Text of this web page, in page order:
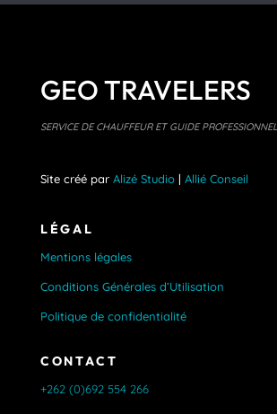
GEO TRAVELERS
SERVICE DE CHAUFFEUR ET GUIDE PROFESSIONNEL
Site créé par Alizé Studio| Allié Conseil
LÉGAL
Mentions légales
Conditions Générales d’Utilisation
Politique de confidentialité
CONTACT
+262 (0)692 554 266